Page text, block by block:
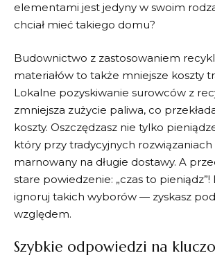
elementami jest jedyny w swoim
chciał‍ mieć takiego domu?
Budownictwo z zastosowaniem
materiałów to także mniejsze ​koszty
Lokalne pozyskiwanie surowców ‌z
zmniejsza ⁣zużycie⁢ paliwa, co⁤
koszty. ‍Oszczędzasz nie tylko
który⁤ przy tradycyjnych rozwiązaniach
marnowany na długie dostawy. A
stare powiedzenie: „czas to⁢
⁢ignoruj takich wyborów — ⁢zyskasz
względem.
Szybkie odpowiedzi na